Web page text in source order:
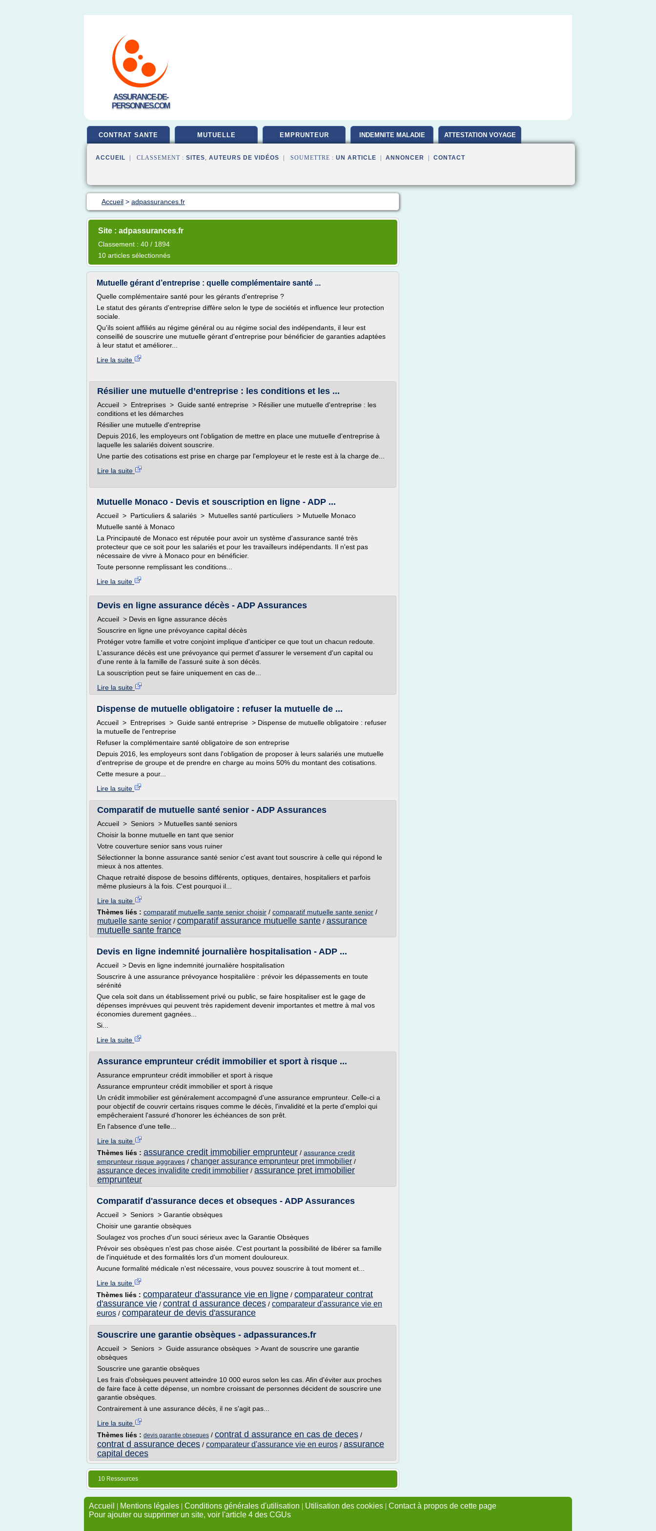
ASSURANCE-DE-
PERSONNES.COM
CONTRAT SANTE MUTUELLE EMPRUNTEUR INDEMNITE MALADIE ATTESTATION VOYAGE
ACCUEIL | CLASSEMENT : SITES, AUTEURS DE VIDÉOS | SOUMETTRE : UN ARTICLE ANNONCER CONTACT
Accueil > adpassurances.fr
Site : adpassurances.fr
Classement : 40 / 1894
10 articles sélectionnés
Mutuelle gérant d’entreprise : quelle complémentaire santé ...
Quelle complémentaire santé pour les gérants d'entreprise ?
Le statut des gérants d'entreprise diffère selon le type de sociétés et influence leur protection
sociale.
Qu'ils soient affiliés au régime général ou au régime social des indépendants, il leur est
conseillé de souscrire une mutuelle gérant d'entreprise pour bénéficier de garanties adaptées
à leur statut et améliorer...
Lire la suite
Résilier une mutuelle d’entreprise : les conditions et les ...
Accueil > Entreprises > Guide santé entreprise > Résilier une mutuelle d'entreprise : les
conditions et les démarches
Résilier une mutuelle d'entreprise
Depuis 2016, les employeurs ont l'obligation de mettre en place une mutuelle d'entreprise à
laquelle les salariés doivent souscrire.
Une partie des cotisations est prise en charge par l'employeur et le reste est à la charge de...
Lire la suite
Mutuelle Monaco - Devis et souscription en ligne - ADP ...
Accueil > Particuliers & salariés > Mutuelles santé particuliers > Mutuelle Monaco
Mutuelle santé à Monaco
La Principauté de Monaco est réputée pour avoir un système d'assurance santé très
protecteur que ce soit pour les salariés et pour les travailleurs indépendants. Il n'est pas
nécessaire de vivre à Monaco pour en bénéficier.
Toute personne remplissant les conditions...
Lire la suite
Devis en ligne assurance décès - ADP Assurances
Accueil > Devis en ligne assurance décès
Souscrire en ligne une prévoyance capital décès
Protéger votre famille et votre conjoint implique d'anticiper ce que tout un chacun redoute.
L'assurance décès est une prévoyance qui permet d'assurer le versement d'un capital ou
d'une rente à la famille de l'assuré suite à son décès.
La souscription peut se faire uniquement en cas de...
Lire la suite
Dispense de mutuelle obligatoire : refuser la mutuelle de ...
Accueil > Entreprises > Guide santé entreprise > Dispense de mutuelle obligatoire : refuser
la mutuelle de l'entreprise
Refuser la complémentaire santé obligatoire de son entreprise
Depuis 2016, les employeurs sont dans l'obligation de proposer à leurs salariés une mutuelle
d'entreprise de groupe et de prendre en charge au moins 50% du montant des cotisations.
Cette mesure a pour...
Lire la suite
Comparatif de mutuelle santé senior - ADP Assurances
Accueil > Seniors > Mutuelles santé seniors
Choisir la bonne mutuelle en tant que senior
Votre couverture senior sans vous ruiner
Sélectionner la bonne assurance santé senior c'est avant tout souscrire à celle qui répond le
mieux à nos attentes.
Chaque retraité dispose de besoins différents, optiques, dentaires, hospitaliers et parfois
même plusieurs à la fois. C'est pourquoi il...
Lire la suite
Thèmes liés : comparatif mutuelle sante senior choisir / comparatif mutuelle sante senior /
mutuelle sante senior / comparatif assurance mutuelle sante / assurance
mutuelle sante france
Devis en ligne indemnité journalière hospitalisation - ADP ...
Accueil > Devis en ligne indemnité journalière hospitalisation
Souscrire à une assurance prévoyance hospitalière : prévoir les dépassements en toute
sérénité
Que cela soit dans un établissement privé ou public, se faire hospitaliser est le gage de
dépenses imprévues qui peuvent très rapidement devenir importantes et mettre à mal vos
économies durement gagnées...
Si...
Lire la suite
Assurance emprunteur crédit immobilier et sport à risque ...
Assurance emprunteur crédit immobilier et sport à risque
Assurance emprunteur crédit immobilier et sport à risque
Un crédit immobilier est généralement accompagné d'une assurance emprunteur. Celle-ci a
pour objectif de couvrir certains risques comme le décès, l'invalidité et la perte d'emploi qui
empêcheraient l'assuré d'honorer les échéances de son prêt.
En l'absence d'une telle...
Lire la suite
Thèmes liés : assurance credit immobilier emprunteur / assurance credit
emprunteur risque aggraves / changer assurance emprunteur pret immobilier /
assurance deces invalidite credit immobilier / assurance pret immobilier
emprunteur
Comparatif d'assurance deces et obseques - ADP Assurances
Accueil > Seniors > Garantie obsèques
Choisir une garantie obsèques
Soulagez vos proches d'un souci sérieux avec la Garantie Obsèques
Prévoir ses obsèques n'est pas chose aisée. C'est pourtant la possibilité de libérer sa famille
de l'inquiétude et des formalités lors d'un moment douloureux.
Aucune formalité médicale n'est nécessaire, vous pouvez souscrire à tout moment et...
Lire la suite
Thèmes liés : comparateur d'assurance vie en ligne / comparateur contrat
d'assurance vie / contrat d assurance deces / comparateur d'assurance vie en
euros / comparateur de devis d'assurance
Souscrire une garantie obsèques - adpassurances.fr
Accueil > Seniors > Guide assurance obsèques > Avant de souscrire une garantie
obsèques
Souscrire une garantie obsèques
Les frais d'obsèques peuvent atteindre 10 000 euros selon les cas. Afin d'éviter aux proches
de faire face à cette dépense, un nombre croissant de personnes décident de souscrire une
garantie obsèques.
Contrairement à une assurance décès, il ne s'agit pas...
Lire la suite
Thèmes liés : devis garantie obseques / contrat d assurance en cas de deces /
contrat d assurance deces / comparateur d'assurance vie en euros / assurance
capital deces
10 Ressources
Accueil | Mentions légales | Conditions générales d'utilisation | Utilisation des cookies | Contact à propos de cette page
Pour ajouter ou supprimer un site, voir l'article 4 des CGUs